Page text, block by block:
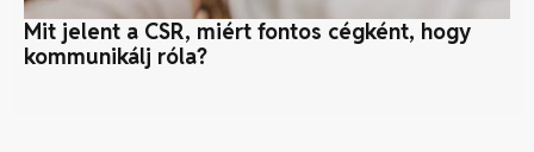
Mit jelent a CSR, miért fontos cégként, hogy
kommunikálj róla?